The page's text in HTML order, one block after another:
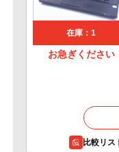
在庫：1
お急ぎください
比較リス